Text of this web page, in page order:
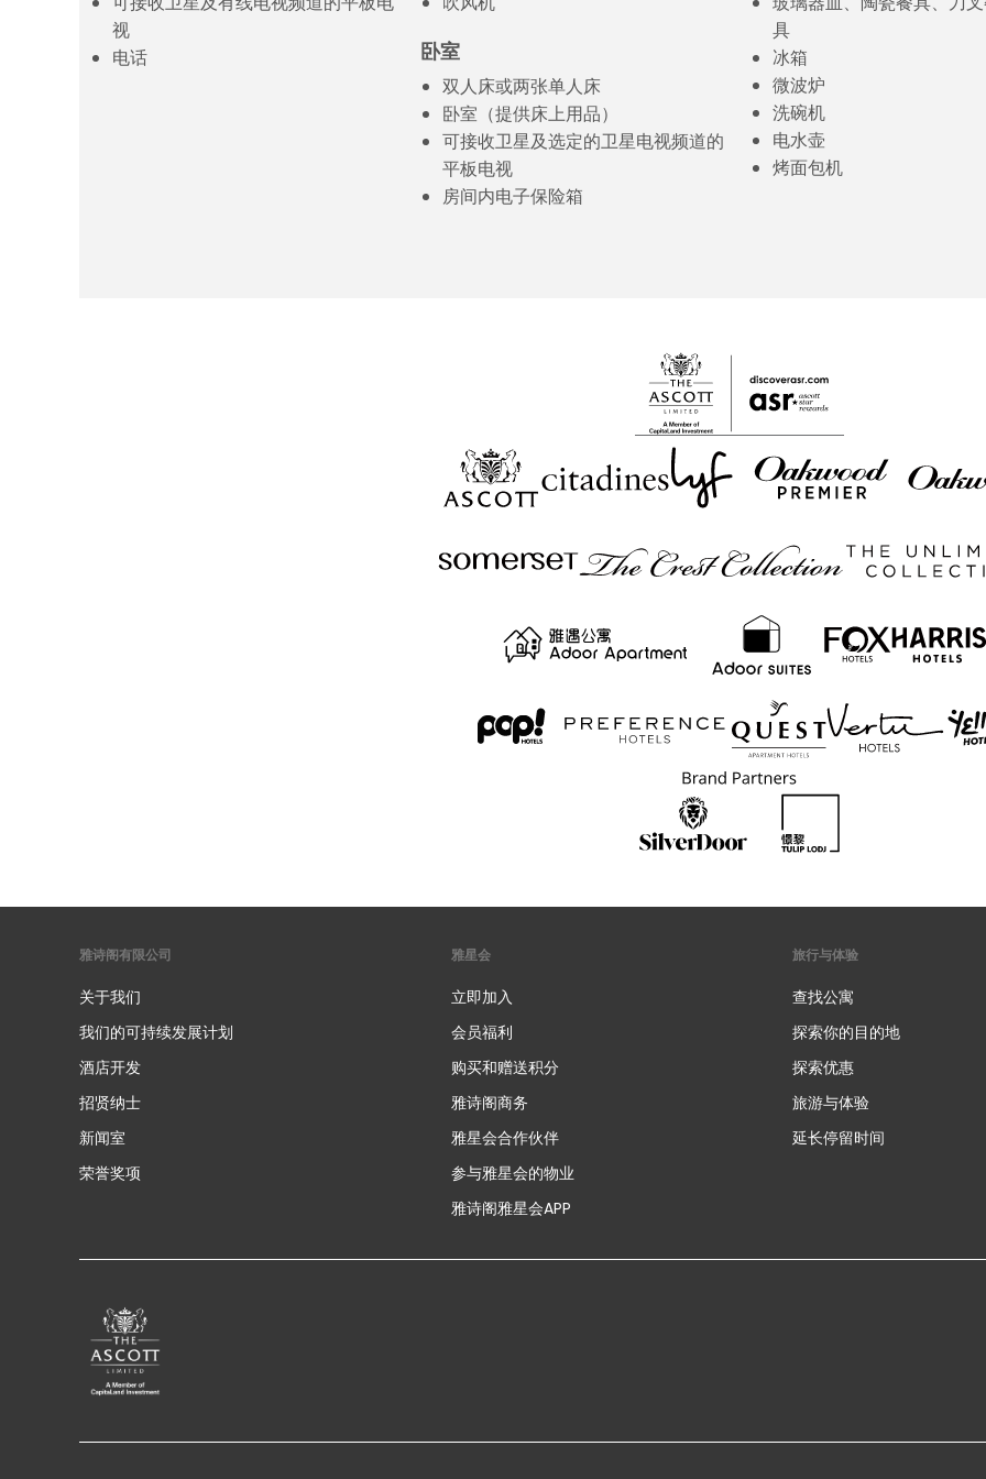
视
电话
卧室
双人床或两张单人床
卧室（提供床上用品）
可接收卫星及选定的卫星电视频道的
平板电视
房间内电子保险箱
具
冰箱
微波炉
洗碗机
电水壶
烤面包机
雅诗阁有限公司
关于我们
我们的可持续发展计划
酒店开发
招贤纳士
新闻室
荣誉奖项
雅星会
立即加入
会员福利
购买和赠送积分
雅诗阁商务
雅星会合作伙伴
参与雅星会的物业
雅诗阁雅星会APP
旅行与体验
查找公寓
探索你的目的地
探索优惠
旅游与体验
延长停留时间